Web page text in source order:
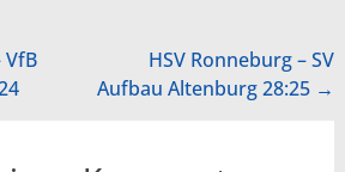
VfB
HSV Ronneburg – SV
Aufbau Altenburg 28:25 →